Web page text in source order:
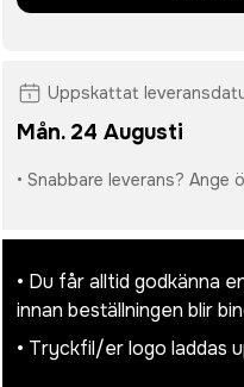
Uppskattat
Mån. 24 Augusti
• Snabbare leverans? Ange
• Du får alltid godkänna
innan beställningen blir
• Tryckfil/er logo laddas